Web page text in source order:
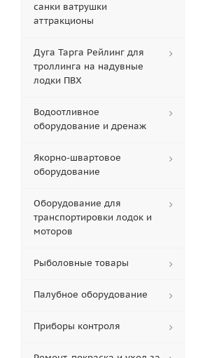
санки ватрушки
аттракционы
Дуга Тарга Рейлинг для
троллинга на надувные
лодки ПВХ
Водоотливное
оборудование и дренаж
Якорно-швартовое
оборудование
Оборудование для
транспортировки лодок и
моторов
Рыболовные товары
Палубное оборудование
Приборы контроля